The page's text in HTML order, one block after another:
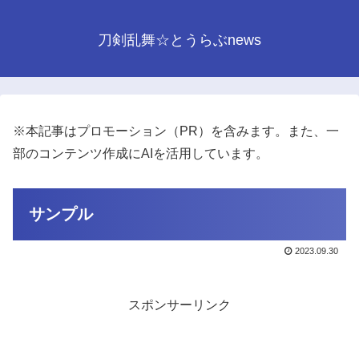
刀剣乱舞☆とうらぶnews
※本記事はプロモーション（PR）を含みます。また、一
部のコンテンツ作成にAIを活用しています。
サンプル
2023.09.30
スポンサーリンク